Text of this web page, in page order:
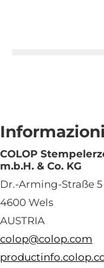
COLOP
m.b.H. & Co. KG
Dr.-Arming-Straße 5
4600 Wels
AUSTRIA
colop@colop.com